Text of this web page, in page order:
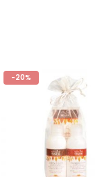
-20%